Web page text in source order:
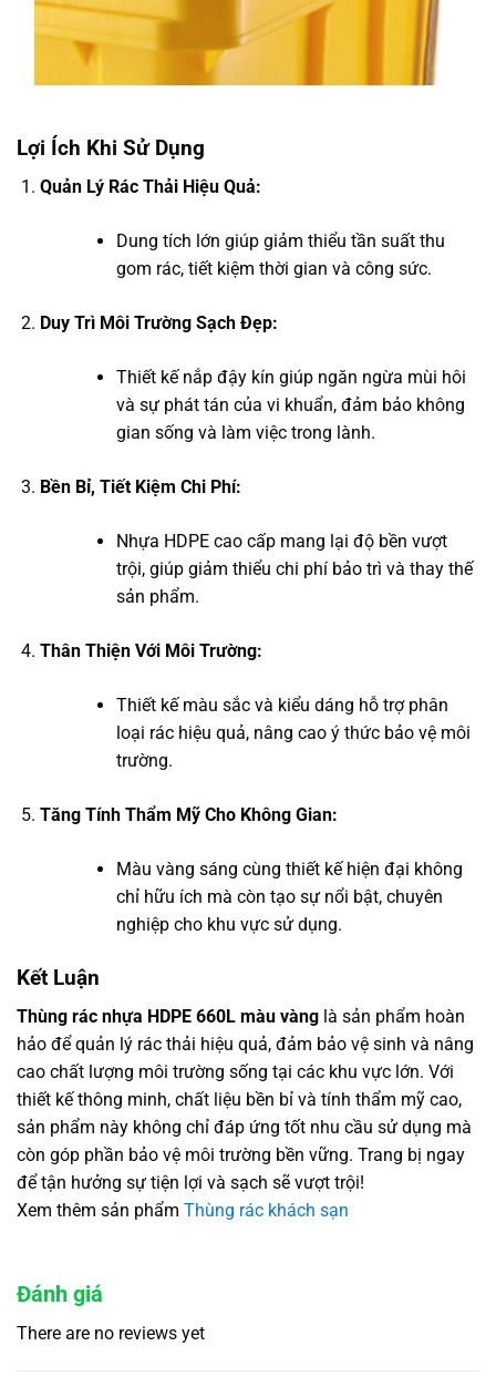
Lợi Ích Khi Sử Dụng
Quản Lý Rác Thải Hiệu Quả:
Dung tích lớn giúp giảm thiểu tần suất thu
gom rác, tiết kiệm thời gian và công sức.
Duy Trì Môi Trường Sạch Đẹp:
Thiết kế nắp đậy kín giúp ngăn ngừa mùi hôi
và sự phát tán của vi khuẩn, đảm bảo không
gian sống và làm việc trong lành.
Bền Bỉ, Tiết Kiệm Chi Phí:
Nhựa HDPE cao cấp mang lại độ bền vượt
trội, giúp giảm thiểu chi phí bảo trì và thay thế
sản phẩm.
Thân Thiện Với Môi Trường:
Thiết kế màu sắc và kiểu dáng hỗ trợ phân
loại rác hiệu quả, nâng cao ý thức bảo vệ môi
trường.
Tăng Tính Thẩm Mỹ Cho Không Gian:
Màu vàng sáng cùng thiết kế hiện đại không
chỉ hữu ích mà còn tạo sự nổi bật, chuyên
nghiệp cho khu vực sử dụng.
Kết Luận
Thùng rác nhựa HDPE 660L màu vàng là sản phẩm hoàn
hảo để quản lý rác thải hiệu quả, đảm bảo vệ sinh và nâng
cao chất lượng môi trường sống tại các khu vực lớn. Với
thiết kế thông minh, chất liệu bền bỉ và tính thẩm mỹ cao,
sản phẩm này không chỉ đáp ứng tốt nhu cầu sử dụng mà
còn góp phần bảo vệ môi trường bền vững. Trang bị ngay
để tận hưởng sự tiện lợi và sạch sẽ vượt trội!
Xem thêm sản phẩm Thùng rác khách sạn
Đánh giá
There are no reviews yet